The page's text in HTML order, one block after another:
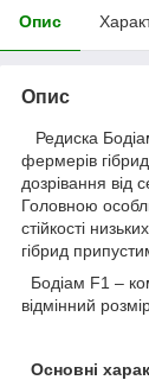
Опис
Опис
Редиска
фермерів
дозрівання від
Головною
стійкості
гібрид
Бодіам F1 –
відмінний
Основні